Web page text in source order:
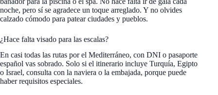
noche, pero sí se agradece un toque arreglado. Y no olvides
calzado cómodo para patear ciudades y pueblos.
¿Hace falta visado para las escalas?
En casi todas las rutas por el Mediterráneo, con DNI o pasaporte
español vas sobrado. Solo si el itinerario incluye Turquía, Egipto
o Israel, consulta con la naviera o la embajada, porque puede
haber requisitos especiales.